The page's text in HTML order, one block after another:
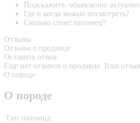
Подскажите, объявление
Где и когда можно посмотреть?
Сколько стоит питомец?
Отзывы
Отзывы о продавце
Оставить отзыв
Еще нет отзывов о продавце. Ваш
О породе
О породе
Тип питомца: